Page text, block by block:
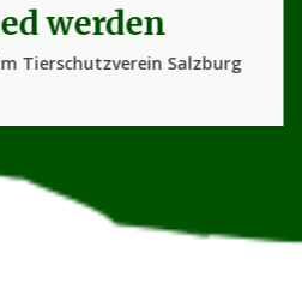
werden
Tierschutzverein Salzburg